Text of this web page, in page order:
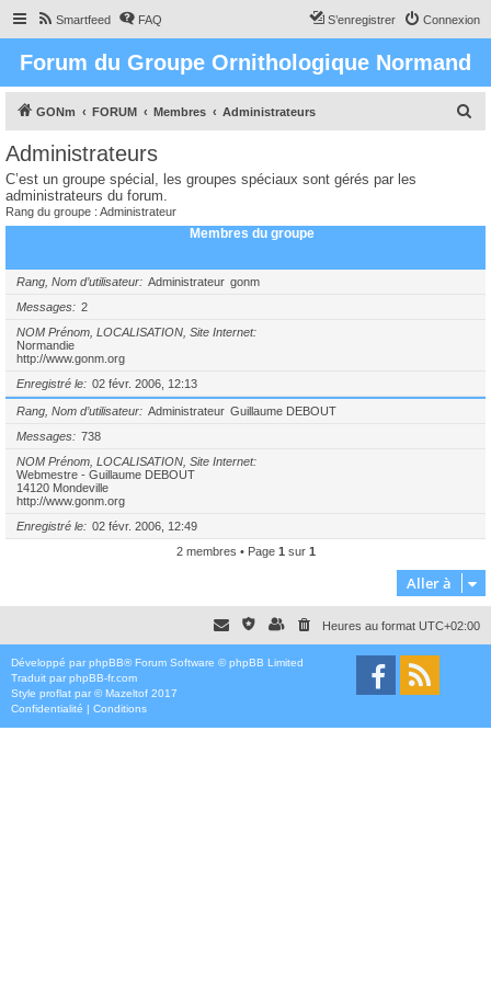
Smartfeed FAQ Connexion
S’enregistrer
Forum du Groupe Ornithologique Normand
GONm FORUM Membres Administrateurs
c
Administrateurs
C’est un groupe spécial, les groupes spéciaux sont gérés par les
administrateurs du forum.
Rang du groupe : Administrateur
Membres du groupe
Rang, Nom d’utilisateur Administrateur gonm
Messages
2
NOM Prénom, LOCALISATION, Site Internet
Normandie
http://www.gonm.org
Enregistré le
02 févr. 2006, 12:13
Rang, Nom d’utilisateur Administrateur Guillaume DEBOUT
Messages
738
NOM Prénom, LOCALISATION, Site Internet
Webmestre - Guillaume DEBOUT
14120 Mondeville
http://www.gonm.org
Enregistré le
02 févr. 2006, 12:49
2 membres • Page 1 sur 1
Aller à
Heures au format UTC+02:00
Développé par phpBB® Forum Software © phpBB Limited
Traduit par phpBB-fr.com
Style proflat par ©Mazeltof 2017
Confidentialité | Conditions